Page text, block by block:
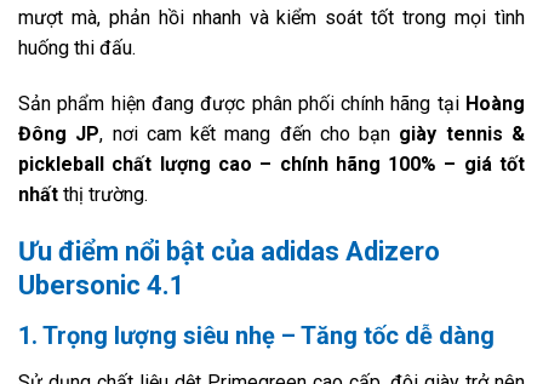
mượt mà, phản hồi nhanh và kiểm soát tốt trong mọi tình
huống thi đấu.
Sản phẩm hiện đang được phân phối chính hãng tại Hoàng
Đông JP, nơi cam kết mang đến cho bạn giày tennis &
pickleball chất lượng cao – chính hãng 100% – giá tốt
nhất thị trường.
Ưu điểm nổi bật của adidas Adizero
Ubersonic 4.1
1. Trọng lượng siêu nhẹ – Tăng tốc dễ dàng